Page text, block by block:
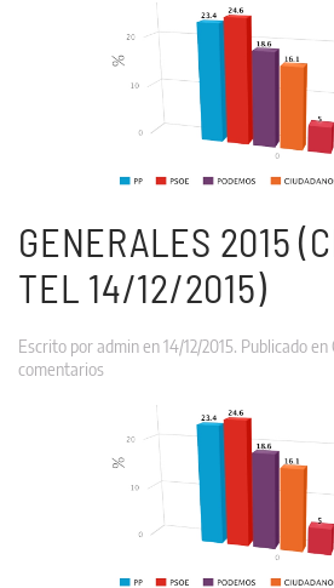
Generales
(Celeste-
Tel
18/1/2016)
GENERALES 2015
TEL 14/12/2015)
Escrito poradminen14/12/2015. Publicado en
comentariosen
(Celeste-
Tel
14/12/2015)